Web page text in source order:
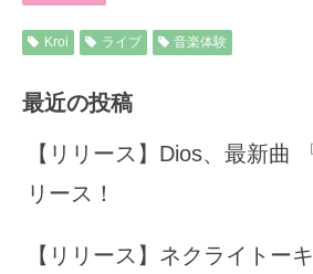
Kroi ライブ 音楽体験
最近の投稿
【リリース】Dios、最新曲
リース！
【リリース】ネクライトー